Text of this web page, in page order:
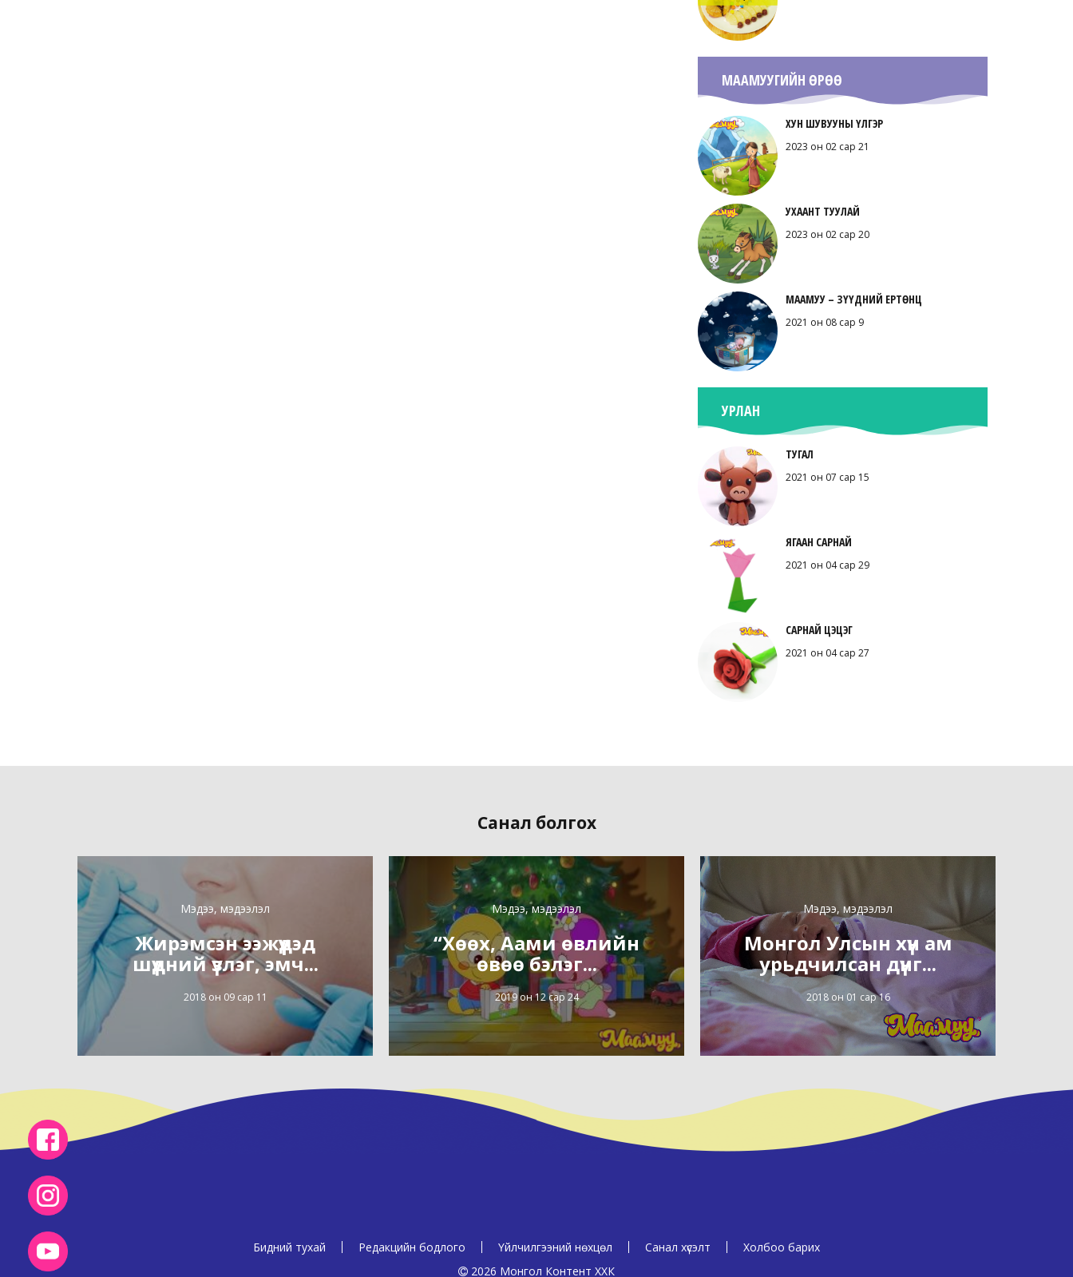
МААМУУГИЙН ӨРӨӨ
ХУН ШУВУУНЫ ҮЛГЭР
2023 он 02 сар 21
УХААНТ ТУУЛАЙ
2023 он 02 сар 20
МААМУУ – ЗҮҮДНИЙ ЕРТӨНЦ
2021 он 08 сар 9
УРЛАН
ТУГАЛ
2021 он 07 сар 15
ЯГААН САРНАЙ
2021 он 04 сар 29
САРНАЙ ЦЭЦЭГ
2021 он 04 сар 27
Санал болгох
Мэдээ, мэдээлэл
Жирэмсэн ээжүүдэд
шүдний үзлэг, эмч...
2018 он 09 сар 11
Мэдээ, мэдээлэл
“Хөөх, Аами өвлийн
өвөө бэлэг...
2019 он 12 сар 24
Мэдээ, мэдээлэл
Монгол Улсын хүн ам
урьдчилсан дүнг...
2018 он 01 сар 16
Бидний тухай Редакцийн бодлого Үйлчилгээний нөхцөл Санал хүсэлт
Холбоо барих
2026 Монгол Контент ХХК